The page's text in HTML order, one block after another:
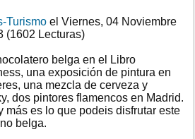
Turismo el Viernes, 04 Noviembre
(1602 Lecturas)
belga en el Libro
una exposición de pintura en
una mezcla de cerveza y
dos pintores flamencos en Madrid.
más es lo que podeis disfrutar este
belga.